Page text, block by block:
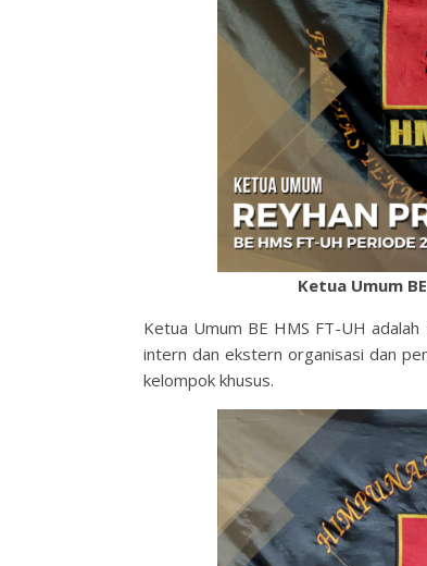
Ketua Umum
Ketua Umum BE HMS FT-UH
intern dan ekstern organisasi dan
kelompok khusus.